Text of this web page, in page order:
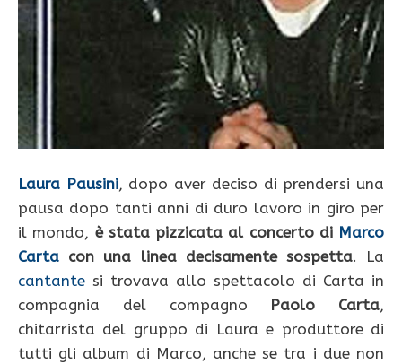
Laura Pausini, dopo aver deciso di prendersi una
pausa dopo tanti anni di duro lavoro in giro per
il mondo, è stata pizzicata al concerto di Marco
Carta con una linea decisamente sospetta. La
cantante si trovava allo spettacolo di Carta in
compagnia del compagno Paolo Carta,
chitarrista del gruppo di Laura e produttore di
tutti gli album di Marco, anche se tra i due non